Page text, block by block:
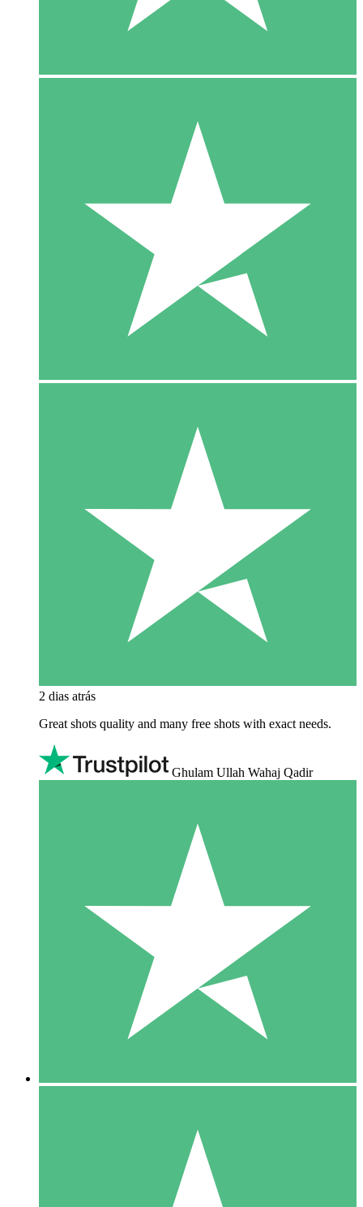
2 dias atrás
Great shots quality and many free shots with exact needs.
Ghulam Ullah Wahaj Qadir